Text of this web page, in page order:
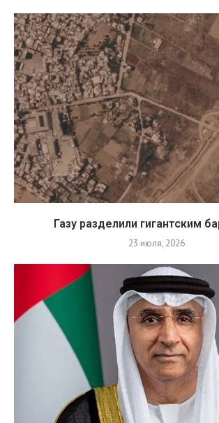
Газу разделили гигантским
23 июля, 2026